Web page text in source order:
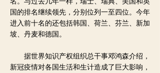
国的排名继续领先，分别位列一至四位。今年
进入前十名的还包括韩国、荷兰、芬兰、新加
坡、丹麦和德国。
据世界知识产权组织总干事邓鸿森介绍，
新冠疫情对各国生活和生计造成了巨大影响，